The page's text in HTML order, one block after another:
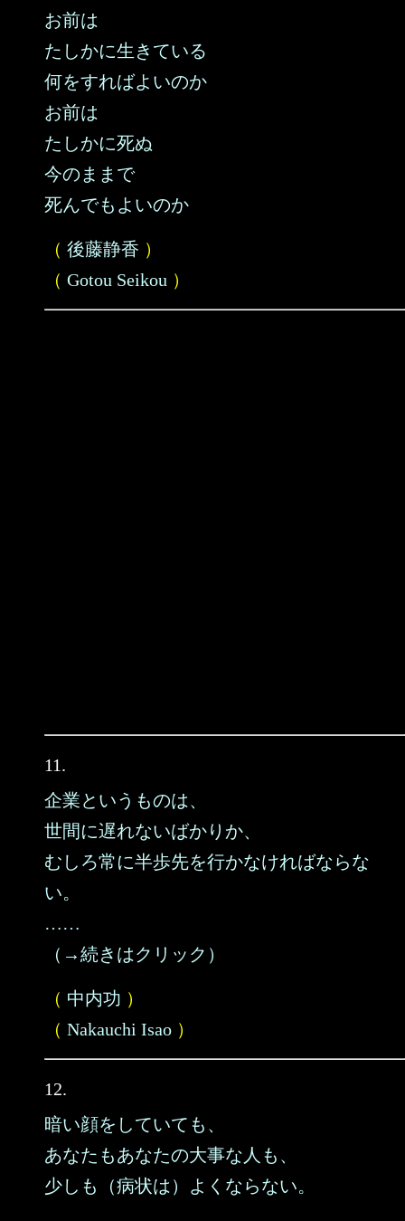
お前は
たしかに生きている
何をすればよいのか
お前は
たしかに死ぬ
今のままで
死んでもよいのか
（ 後藤静香 ）
（ Gotou Seikou ）
11.
企業というものは、
世間に遅れないばかりか、
むしろ常に半歩先を行かなければならな
い。
……
（→続きはクリック）
（ 中内功 ）
（ Nakauchi Isao ）
12.
暗い顔をしていても、
あなたもあなたの大事な人も、
少しも（病状は）よくならない。